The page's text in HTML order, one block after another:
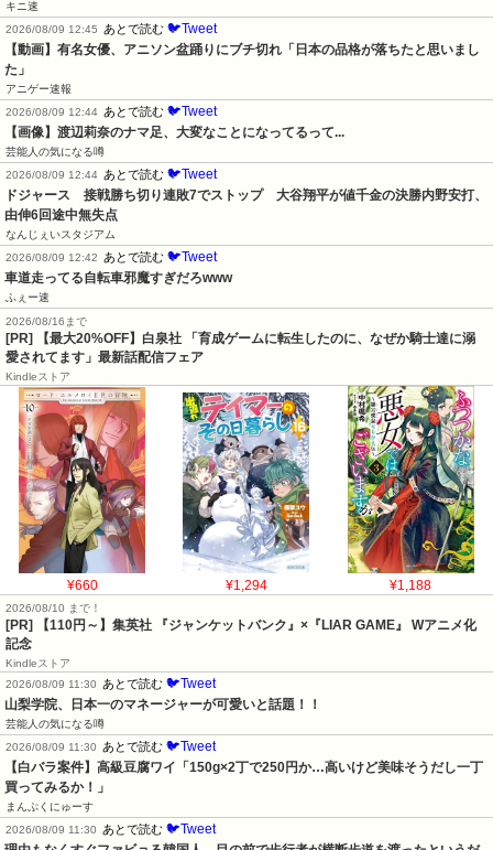
キニ速
2026/08/09 12:45 あとで読む 🐦Tweet
【動画】有名女優、アニソン盆踊りにブチ切れ「日本の品格が落ちたと思いまし
た」
アニゲー速報
2026/08/09 12:44 あとで読む 🐦Tweet
【画像】渡辺莉奈のナマ足、大変なことになってるって...
芸能人の気になる噂
2026/08/09 12:44 あとで読む 🐦Tweet
ドジャース　接戦勝ち切り連敗7でストップ　大谷翔平が値千金の決勝内野安打、
由伸6回途中無失点
なんじぇいスタジアム
2026/08/09 12:42 あとで読む 🐦Tweet
車道走ってる自転車邪魔すぎだろwww
ふぇー速
2026/08/16まで
[PR] 【最大20%OFF】白泉社 「育成ゲームに転生したのに、なぜか騎士達に溺
愛されてます」最新話配信フェア
Kindleストア
¥660 ¥1,294 ¥1,188
2026/08/10 まで！
[PR]
【110円～】集英社 『ジャンケットバンク』×『LIAR GAME』 Wアニメ化
記念
Kindleストア
2026/08/09 11:30
あとで読む 🐦Tweet
山梨学院、日本一のマネージャーが可愛いと話題！！
芸能人の気になる噂
2026/08/09 11:30
あとで読む 🐦Tweet
【白バラ案件】高級豆腐ワイ「150g×2丁で250円か…高いけど美味そうだし一丁
買ってみるか！」
まんぷくにゅーす
2026/08/09 11:30
あとで読む 🐦Tweet